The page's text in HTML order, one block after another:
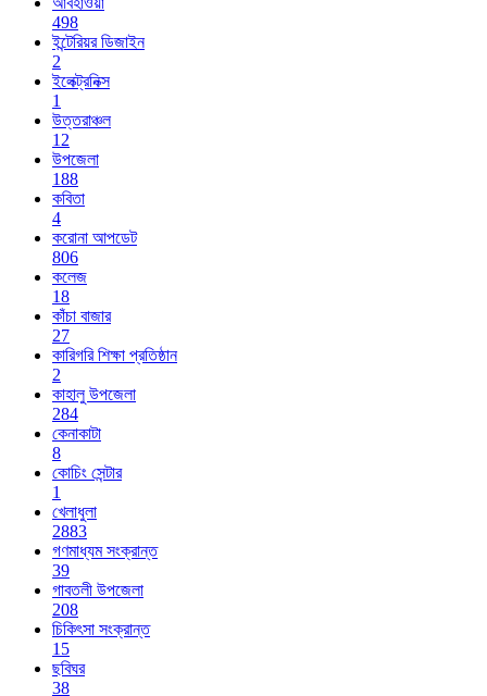
498
ইন্টেরিয়র ডিজাইন
2
ইলেক্ট্রনিক্স
1
উত্তরাঞ্চল
12
উপজেলা
188
কবিতা
4
করোনা আপডেট
806
কলেজ
18
কাঁচা বাজার
27
কারিগরি শিক্ষা প্রতিষ্ঠান
2
কাহালু উপজেলা
284
কেনাকাটা
8
কোচিং সেন্টার
1
খেলাধুলা
2883
গণমাধ্যম সংক্রান্ত
39
গাবতলী উপজেলা
208
চিকিৎসা সংক্রান্ত
15
ছবিঘর
38